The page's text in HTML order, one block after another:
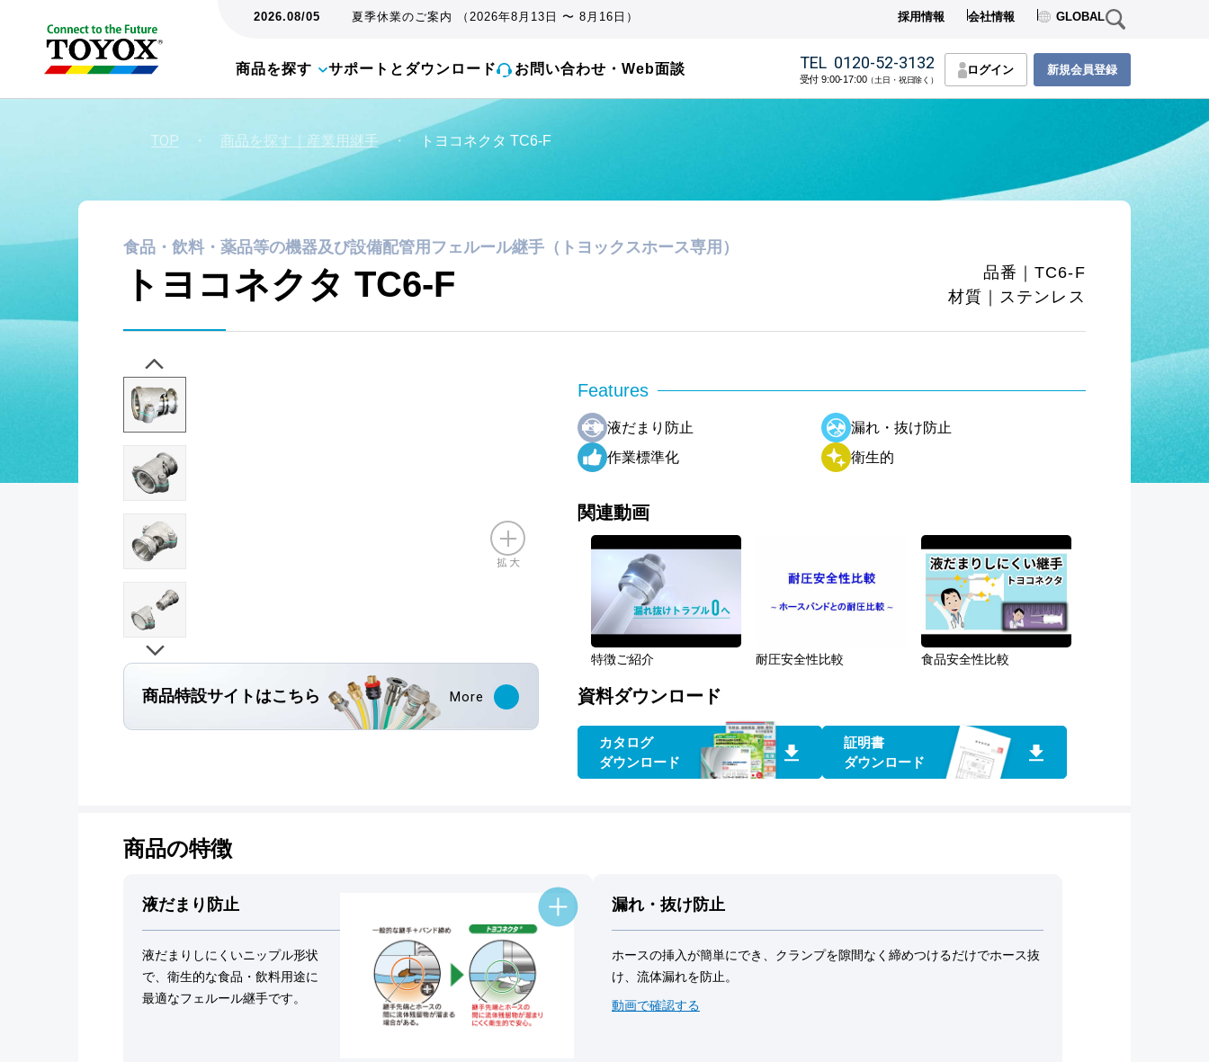
2026.08/05 夏季休業のご案内 （2026年8月13日 〜 8月16日） 採用情報 会社情報 GLOBAL
商品を探す サポートとダウンロード お問い合わせ・Web面談 TEL 0120-52-3132
受付 9:00-17:00（土日・祝日除く）
ログイン 新規会員登録
TOP ・ 商品を探す｜産業用継手 ・ トヨコネクタ TC6-F
食品・飲料・薬品等の機器及び設備配管用フェルール継手（トヨックスホース専用）
トヨコネクタ TC6-F
品番｜TC6-F
材質｜ステンレス
Features
液だまり防止
漏れ・抜け防止
作業標準化
衛生的
関連動画
特徴ご紹介 耐圧安全性比較 食品安全性比較
資料ダウンロード
カタログ
ダウンロード
証明書
ダウンロード
商品特設サイト はこちら More
商品の特徴
液だまり防止
液だまりしにくいニップル形状
で、衛生的な食品・飲料用途に
最適なフェルール継手です。
漏れ・抜け防止
ホースの挿入が簡単にでき、クランプを隙間なく締めつけるだけでホース抜
け、流体漏れを防止。
動画で確認する